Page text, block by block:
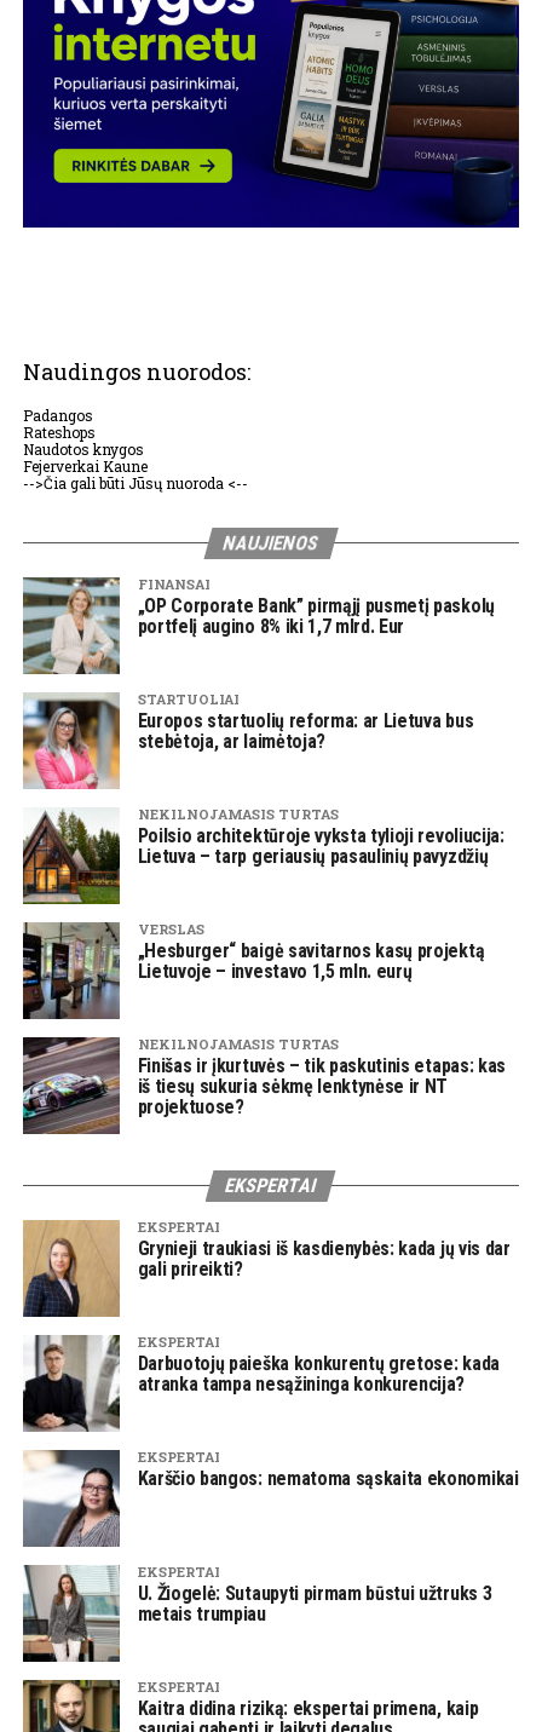
Naudingos nuorodos:
Padangos
Rateshops
Naudotos knygos
Fejerverkai Kaune
-->Čia gali būti Jūsų nuoroda <--
NAUJIENOS
FINANSAI
„OP Corporate Bank” pirmąjį pusmetį paskolų
portfelį augino 8% iki 1,7 mlrd. Eur
STARTUOLIAI
Europos startuolių reforma: ar Lietuva bus
stebėtoja, ar laimėtoja?
NEKILNOJAMASIS TURTAS
Poilsio architektūroje vyksta tylioji revoliucija:
Lietuva – tarp geriausių pasaulinių pavyzdžių
VERSLAS
„Hesburger“ baigė savitarnos kasų projektą
Lietuvoje – investavo 1,5 mln. eurų
NEKILNOJAMASIS TURTAS
Finišas ir įkurtuvės – tik paskutinis etapas: kas
iš tiesų sukuria sėkmę lenktynėse ir NT
projektuose?
EKSPERTAI
EKSPERTAI
Grynieji traukiasi iš kasdienybės: kada jų vis dar
gali prireikti?
EKSPERTAI
Darbuotojų paieška konkurentų gretose: kada
atranka tampa nesąžininga konkurencija?
EKSPERTAI
Karščio bangos: nematoma sąskaita ekonomikai
EKSPERTAI
U. Žiogelė: Sutaupyti pirmam būstui užtruks 3
metais trumpiau
EKSPERTAI
Kaitra didina riziką: ekspertai primena, kaip